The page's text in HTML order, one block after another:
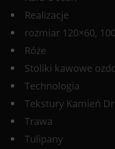
Realizacje
rozmiar 120×60,
Róże
Stoliki kawowe
Technologia
Tekstury Kamień
Trawa
Tulipany